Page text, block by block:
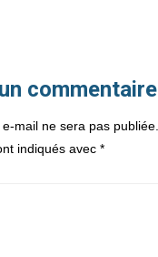
commentaire
mail ne sera pas publiée.
indiqués avec *